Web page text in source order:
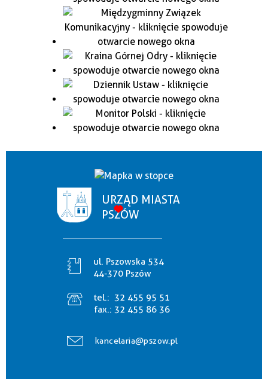
URZĄD MIASTA
PSZÓW
ul. Pszowska 534
44-370 Pszów
tel.: 32 455 95 51
fax.: 32 455 86 36
kancelaria@pszow.pl